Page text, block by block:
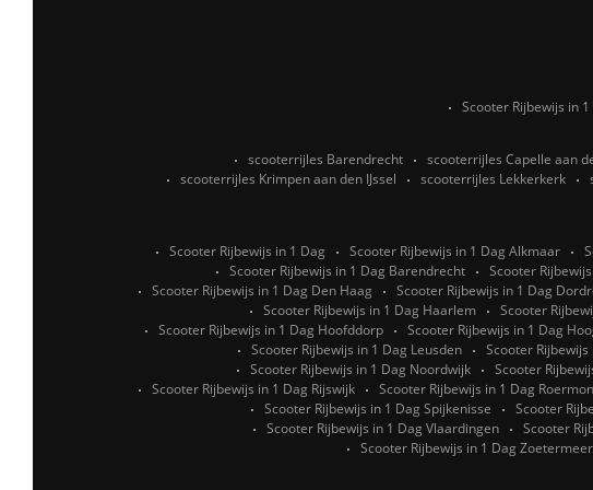
Scooter Rijbewijs in 1
scooterrijles Barendrecht scooterrijles Capelle aan
scooterrijles Krimpen aan den IJssel
scooterrijles Lekkerkerk
Scooter Rijbewijs in 1 Dag Scooter Rijbewijs in 1 Dag Alkmaar
Scooter Rijbewijs in 1 Dag Barendrecht
Scooter
Scooter Rijbewijs in 1 Dag Den Haag
Scooter Rijbewijs in 1 Dag
Scooter Rijbewijs in 1 Dag Haarlem
Scooter
Scooter Rijbewijs in 1 Dag Hoofddorp
Scooter Rijbewijs in 1 Dag
Scooter Rijbewijs in 1 Dag Leusden
Scooter
Scooter Rijbewijs in 1 Dag Noordwijk
Scooter
Scooter Rijbewijs in 1 Dag Rijswijk
Scooter Rijbewijs in 1 Dag
Scooter Rijbewijs in 1 Dag Spijkenisse
Scooter
Scooter Rijbewijs in 1 Dag Vlaardingen
Scooter
Scooter Rijbewijs in 1 Dag Zoetermeer